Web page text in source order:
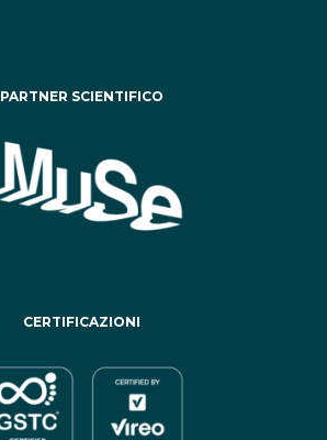
PARTNER SCIENTIFICO
CERTIFICAZIONI